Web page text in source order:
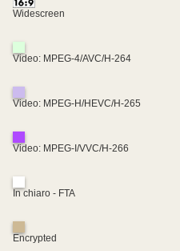
Widescreen
Video: MPEG-4/AVC/H-264
Video: MPEG-H/HEVC/H-265
Video: MPEG-I/VVC/H-266
In chiaro - FTA
Encrypted